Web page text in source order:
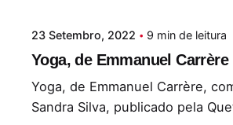
23 Setembro, 2022 9 min de leitura
Yoga, de Emmanuel Carrère
Yoga, de Emmanuel Carrère,
Sandra Silva, publicado pela